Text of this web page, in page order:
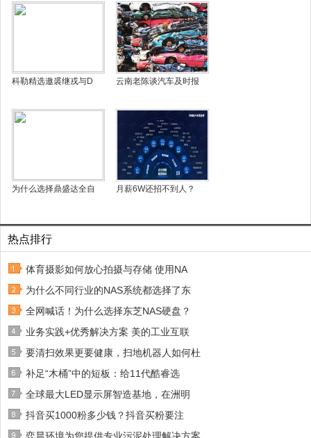
科勒精选邀裘继戎与D 云南老陈谈汽车及时报
为什么选择鼎盛达全自 月薪6W还招不到人？
热点排行
体育摄影如何放心拍摄与存储 使用NA
为什么不同行业的NAS系统都选择了东
全网喊话！为什么选择东芝NAS硬盘？
业务实践+优秀解决方案 美的工业互联
要清扫效果更要健康，扫地机器人如何杜
补足“木桶”中的短板：给11代酷睿选
全球最大LED显示屏智造基地，在洲明
抖音买1000粉多少钱？抖音买粉要注